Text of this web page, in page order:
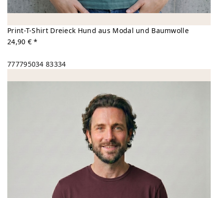
Print-T-Shirt Dreieck Hund aus Modal und Baumwolle
24,90 € *
777795034 83334